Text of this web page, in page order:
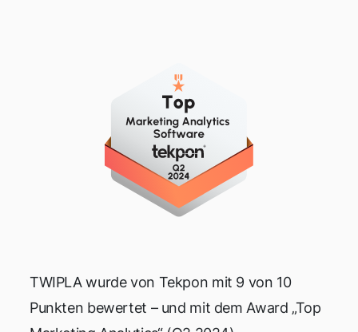
TWIPLA wurde von Tekpon mit 9 von 10
Punkten bewertet – und mit dem Award „Top